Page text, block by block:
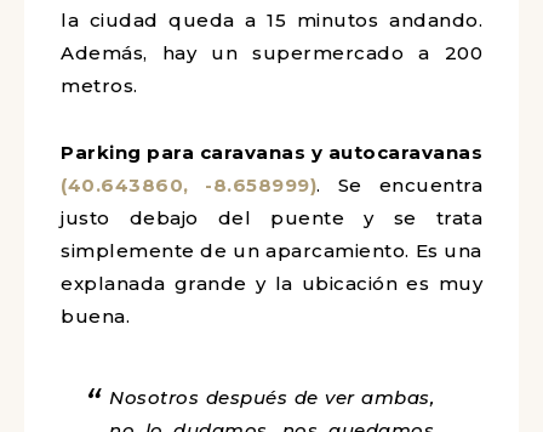
la ciudad queda a 15 minutos andando.
Además, hay un supermercado a 200
metros.
Parking para caravanas y autocaravanas
(40.643860, -8.658999). Se encuentra
justo debajo del puente y se trata
simplemente de un aparcamiento. Es una
explanada grande y la ubicación es muy
buena.
Nosotros después de ver ambas,